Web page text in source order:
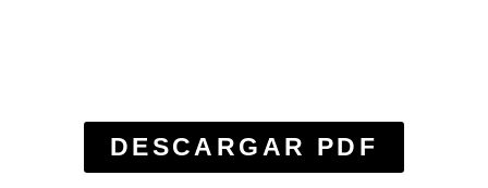
DESCARGAR PDF